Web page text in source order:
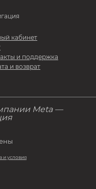
кабинет
и поддержка
и возврат
Meta —
и условия